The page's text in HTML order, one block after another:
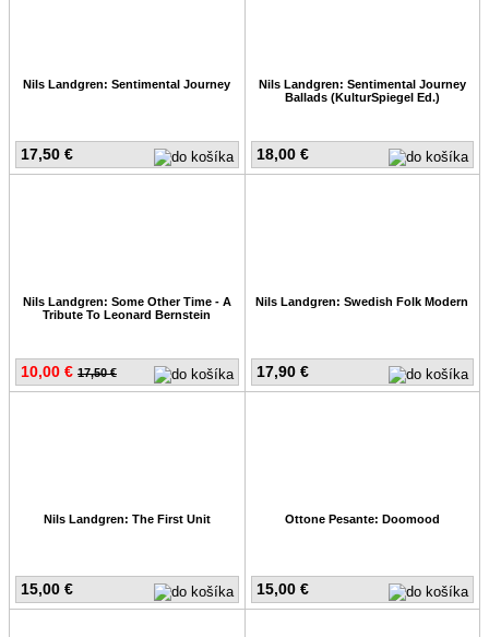
17,50 €
Nils Landgren: Sentimental Journey
18,00 €
Nils Landgren: Sentimental Journey
Ballads (KulturSpiegel Ed.)
10,00 € 17,50 €
Nils Landgren: Some Other Time - A
Tribute To Leonard Bernstein
17,90 €
Nils Landgren: Swedish Folk Modern
15,00 €
Nils Landgren: The First Unit
15,00 €
Ottone Pesante: Doomood